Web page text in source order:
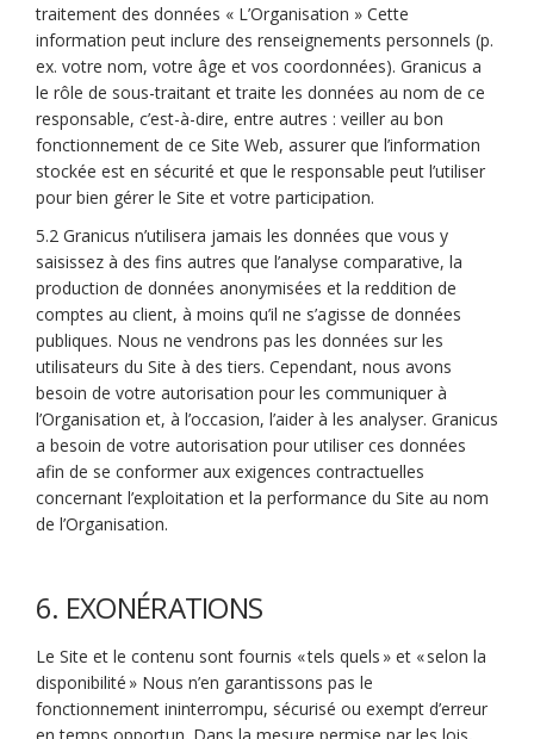
traitement des données « L’Organisation » Cette
information peut inclure des renseignements personnels (p.
ex. votre nom, votre âge et vos coordonnées). Granicus a
le rôle de sous-traitant et traite les données au nom de ce
responsable, c’est-à-dire, entre autres : veiller au bon
fonctionnement de ce Site Web, assurer que l’information
stockée est en sécurité et que le responsable peut l’utiliser
pour bien gérer le Site et votre participation.
5.2 Granicus n’utilisera jamais les données que vous y
saisissez à des fins autres que l’analyse comparative, la
production de données anonymisées et la reddition de
comptes au client, à moins qu’il ne s’agisse de données
publiques. Nous ne vendrons pas les données sur les
utilisateurs du Site à des tiers. Cependant, nous avons
besoin de votre autorisation pour les communiquer à
l’Organisation et, à l’occasion, l’aider à les analyser. Granicus
a besoin de votre autorisation pour utiliser ces données
afin de se conformer aux exigences contractuelles
concernant l’exploitation et la performance du Site au nom
de l’Organisation.
6. EXONÉRATIONS
Le Site et le contenu sont fournis « tels quels » et « selon la
disponibilité » Nous n’en garantissons pas le
fonctionnement ininterrompu, sécurisé ou exempt d’erreur